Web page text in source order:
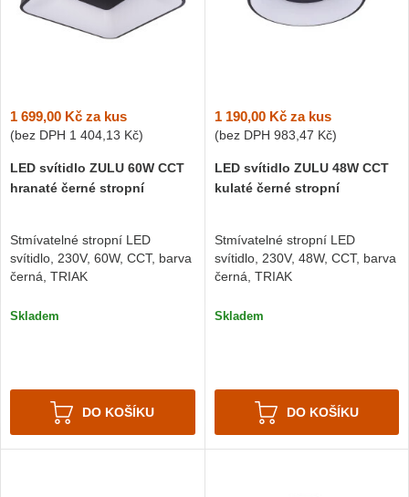
1 699,00 Kč za kus
(bez DPH 1 404,13 Kč)
LED svítidlo ZULU 60W CCT
hranaté černé stropní
Stmívatelné stropní LED
svítidlo, 230V, 60W, CCT, barva
černá, TRIAK
Skladem
DO KOŠÍKU
1 190,00 Kčza kus
(bez DPH 983,47 Kč)
LED svítidlo ZULU 48W CCT
kulaté černé stropní
Stmívatelné stropní LED
svítidlo, 230V, 48W, CCT, barva
černá, TRIAK
Skladem
DO KOŠÍKU